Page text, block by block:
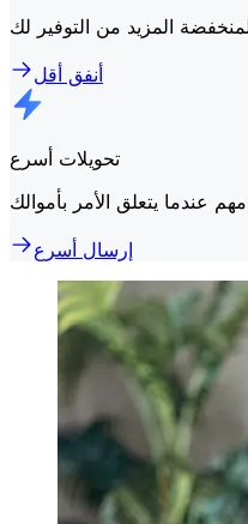
أنفق أقل
تحويلات أسرع
إرسال أسرع